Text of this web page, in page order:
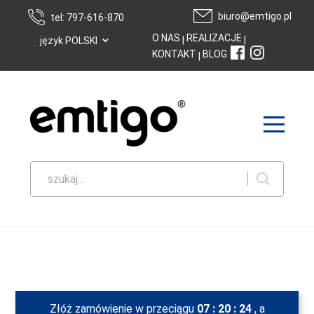
tel: 797-616-870 biuro@emtigo.pl
język POLSKI ⌄ O NAS REALIZACJE
KONTAKT |BLOG
szukaj...
Złóż zamówienie w przeciągu 07 : 20 : 24 , a